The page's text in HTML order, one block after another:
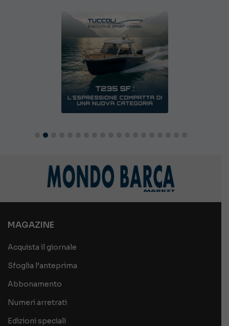
MAGAZINE
Acquista il giornale
Sfoglia l’anteprima
Abbonamento
Numeri arretrati
Edizioni speciali